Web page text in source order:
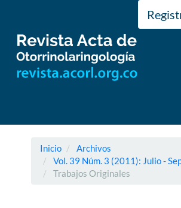
principal
Barra
lateral
Inicio
Archivos
Vol. 39 Núm. 3 (2011): Julio -
Trabajos Originales